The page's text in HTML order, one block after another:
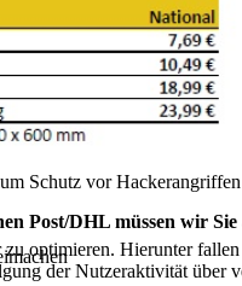
Post/DHL müssen wir
zu bieten.
Informationen hierzu in
Schutz vor
optimieren. Hierunter
der Nutzeraktivität über